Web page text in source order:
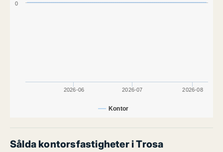
Kontor
2026-06 2026-07 2026-08
0
Sålda kontorsfastigheter i Trosa